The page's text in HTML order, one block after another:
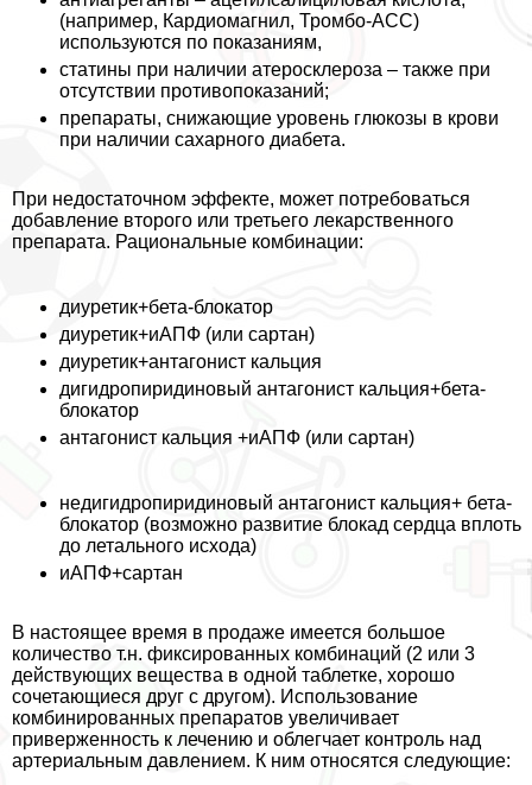
(например, Кардиомагнил, Тромбо-АСС)
используются по показаниям,
статины при наличии атеросклероза – также при
отсутствии противопоказаний;
препараты, снижающие уровень глюкозы в крови
при наличии сахарного диабета.
При недостаточном эффекте, может потребоваться
добавление второго или третьего лекарственного
препарата. Рациональные комбинации:
диуретик+бета-блокатор
диуретик+иАПФ (или сартан)
диуретик+антагонист кальция
дигидропиридиновый антагонист кальция+бета-
блокатор
антагонист кальция +иАПФ (или сартан)
недигидропиридиновый антагонист кальция+ бета-
блокатор (возможно развитие блокад сердца вплоть
до летального исхода)
иАПФ+сартан
В настоящее время в продаже имеется большое
количество т.н. фиксированных комбинаций (2 или 3
действующих вещества в одной таблетке, хорошо
сочетающиеся друг с другом). Использование
комбинированных препаратов увеличивает
приверженность к лечению и облегчает контроль над
артериальным давлением. К ним относятся следующие: